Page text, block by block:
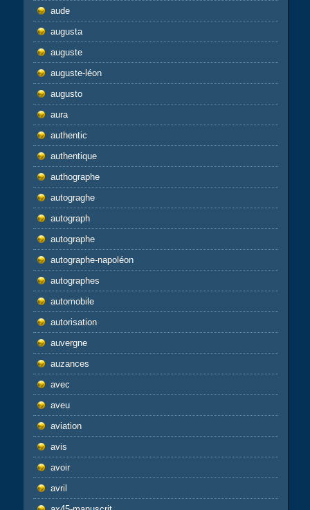
aude
augusta
auguste
auguste-léon
augusto
aura
authentic
authentique
authographe
autograghe
autograph
autographe
autographe-napoléon
autographes
automobile
autorisation
auvergne
auzances
avec
aveu
aviation
avis
avoir
avril